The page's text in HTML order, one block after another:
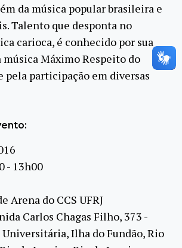
da música popular brasileira e
Talento que desponta no
carioca, é conhecido por sua
Máximo Respeito do
pela participação em diversas
- 13h00
Arena do CCS UFRJ
Carlos Chagas Filho, 373 -
Universitária, Ilha do Fundão, Rio